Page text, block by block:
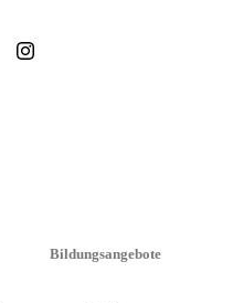
Bildungsangebote